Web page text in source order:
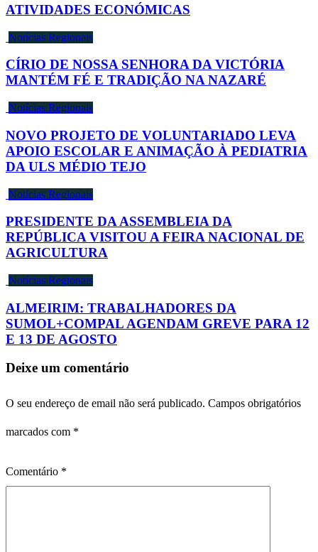
ATIVIDADES ECONÓMICAS
Notícias Regionais
CÍRIO DE NOSSA SENHORA DA VICTÓRIA
MANTÉM FÉ E TRADIÇÃO NA NAZARÉ
Notícias Regionais
NOVO PROJETO DE VOLUNTARIADO LEVA
APOIO ESCOLAR E ANIMAÇÃO À PEDIATRIA
DA ULS MÉDIO TEJO
Notícias Regionais
PRESIDENTE DA ASSEMBLEIA DA
REPÚBLICA VISITOU A FEIRA NACIONAL DE
AGRICULTURA
Notícias Regionais
ALMEIRIM: TRABALHADORES DA
SUMOL+COMPAL AGENDAM GREVE PARA 12
E 13 DE AGOSTO
Deixe um comentário
O seu endereço de email não será publicado. Campos obrigatórios
marcados com *
Comentário *